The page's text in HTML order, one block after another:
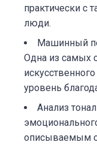
практически с
люди.
Машинный
Одна из самых
уровень
Анализ
описываемым